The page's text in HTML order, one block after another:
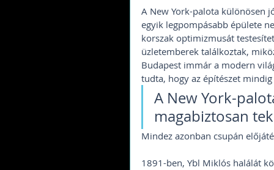
A New York-palota különösen
egyik legpompásabb épülete
korszak optimizmusát
üzletemberek találkoztak,
Budapest immár a modern
tudta, hogy az építészet
A New York-
magabiztosan
Mindez azonban csupán
1891-ben, Ybl Miklós halálát